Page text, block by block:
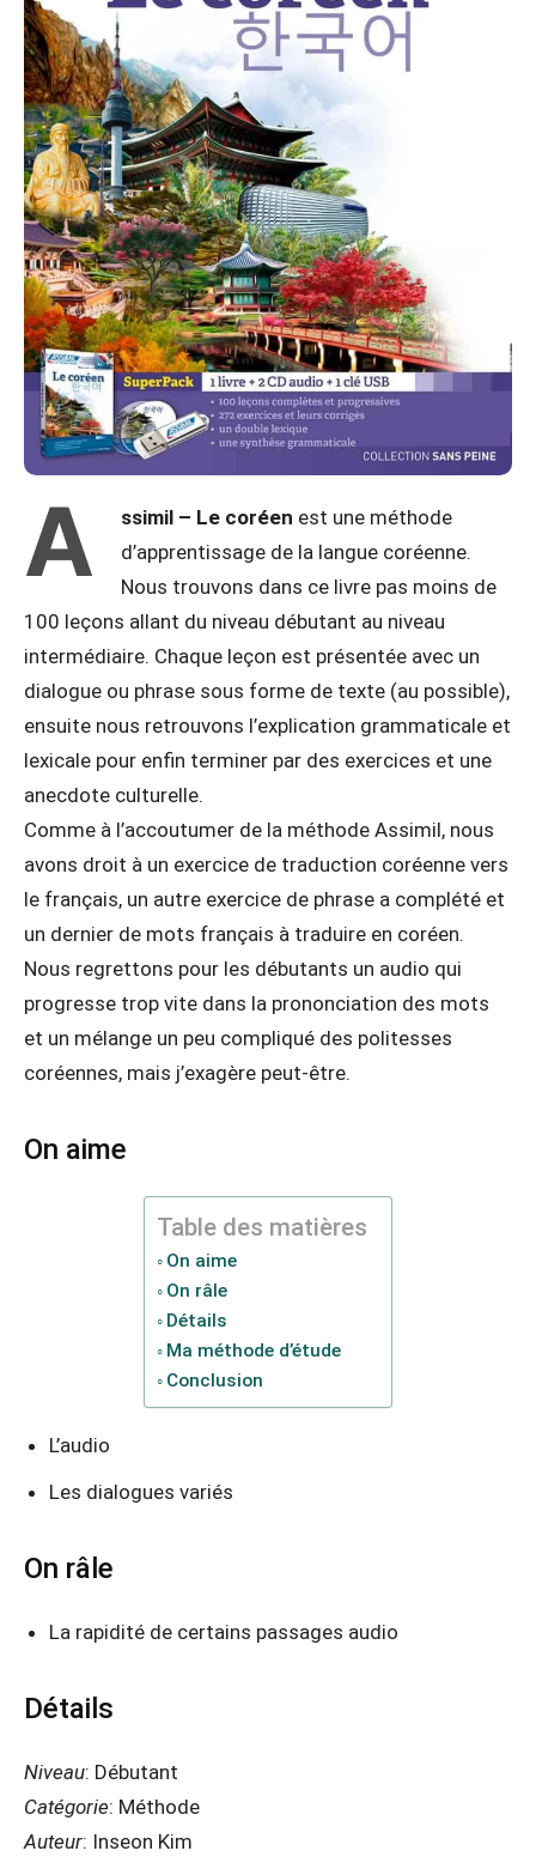
A ssimil – Le coréen est une méthode
d’apprentissage de la langue coréenne.
Nous trouvons dans ce livre pas moins de
100 leçons allant du niveau débutant au niveau
intermédiaire. Chaque leçon est présentée avec un
dialogue ou phrase sous forme de texte (au possible),
ensuite nous retrouvons l’explication grammaticale et
lexicale pour enfin terminer par des exercices et une
anecdote culturelle.
Comme à l’accoutumer de la méthode Assimil, nous
avons droit à un exercice de traduction coréenne vers
le français, un autre exercice de phrase a complété et
un dernier de mots français à traduire en coréen.
Nous regrettons pour les débutants un audio qui
progresse trop vite dans la prononciation des mots
et un mélange un peu compliqué des politesses
coréennes, mais j’exagère peut-être.
On aime
Table des matières
On aime
On râle
Détails
Ma méthode d’étude
Conclusion
L’audio
Les dialogues variés
On râle
La rapidité de certains passages audio
Détails
Niveau: Débutant
Catégorie: Méthode
Auteur: Inseon Kim